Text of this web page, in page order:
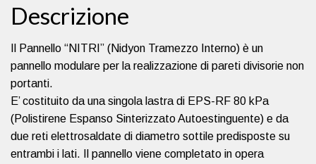
Descrizione
Il Pannello “NITRI” (Nidyon Tramezzo Interno) è un
pannello modulare per la realizzazione di pareti divisorie non
portanti.
E’ costituito da una singola lastra di EPS-RF 80 kPa
(Polistirene Espanso Sinterizzato Autoestinguente) e da
due reti elettrosaldate di diametro sottile predisposte su
entrambi i lati. Il pannello viene completato in opera